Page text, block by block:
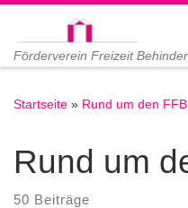
Zum Inhalt springen
Förderverein Freizeit
Startseite » Rund um den FFB
Rund um
50 Beiträge